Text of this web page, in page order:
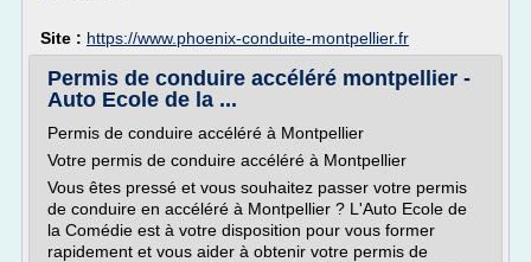
Site : https://www.phoenix-conduite-montpellier.fr
Permis de conduire accéléré montpellier -
Auto Ecole de la ...
Permis de conduire accéléré à Montpellier
Votre permis de conduire accéléré à Montpellier
Vous êtes pressé et vous souhaitez passer votre permis
de conduire en accéléré à Montpellier ? L'Auto Ecole de
la Comédie est à votre disposition pour vous former
rapidement et vous aider à obtenir votre permis de